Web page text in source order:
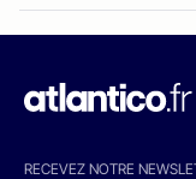
RECEVEZ NOTRE